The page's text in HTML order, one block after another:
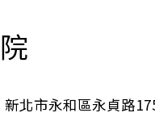
新北市永和區永貞路